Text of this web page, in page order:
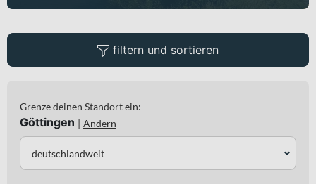
filtern und sortieren
Grenze deinen Standort ein:
Göttingen | Ändern
deutschlandweit